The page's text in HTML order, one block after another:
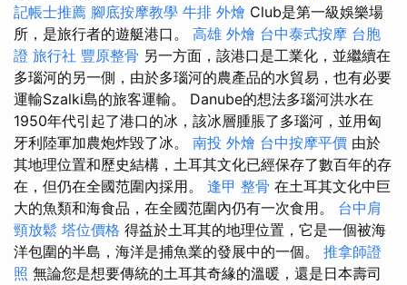
記帳士推薦 腳底按摩教學 牛排 外燴 Club是第一級娛樂場
所，是旅行者的遊艇港口。 高雄 外燴 台中泰式按摩 台胞
證 旅行社 豐原整骨 另一方面，該港口是工業化，並繼續在
多瑙河的另一側，由於多瑙河的農產品的水貿易，也有必要
運輸Szalki島的旅客運輸。 Danube的想法多瑙河洪水在
1950年代引起了港口的冰，該冰層腫脹了多瑙河，並用匈
牙利陸軍加農炮炸毀了冰。 南投 外燴 台中按摩平價 由於
其地理位置和歷史結構，土耳其文化已經保存了數百年的存
在，但仍在全國范圍內採用。 逢甲 整骨 在土耳其文化中巨
大的魚類和海食品，在全國范圍內仍有一次食用。 台中肩
頸放鬆 塔位價格 得益於土耳其的地理位置，它是一個被海
洋包圍的半島，海洋是捕魚業的發展中的一個。 推拿師證
照 無論您是想要傳統的土耳其奇緣的溫暖，還是日本壽司